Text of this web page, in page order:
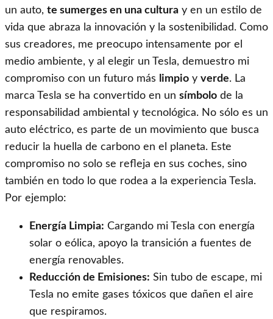
un auto, te sumerges en una cultura y en un estilo de
vida que abraza la innovación y la sostenibilidad. Como
sus creadores, me preocupo intensamente por el
medio ambiente, y al elegir un Tesla, demuestro mi
compromiso con un futuro más
limpio y verde. La
marca Tesla se ha convertido en un símbolo de la
responsabilidad ambiental y tecnológica. No sólo es un
auto eléctrico, es parte de un movimiento que busca
reducir la huella de carbono en el planeta. Este
compromiso no solo se refleja en sus coches, sino
también en todo lo que rodea a la experiencia Tesla.
Por ejemplo:
Energía Limpia: Cargando mi Tesla con energía
solar o eólica, apoyo la transición a fuentes de
energía renovables.
Reducción de Emisiones: Sin tubo de escape, mi
Tesla no emite gases tóxicos que dañen el aire
que respiramos.